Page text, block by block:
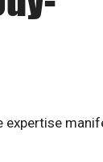
expertise